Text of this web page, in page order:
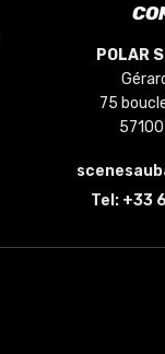
POLAR
75
Tel: +33